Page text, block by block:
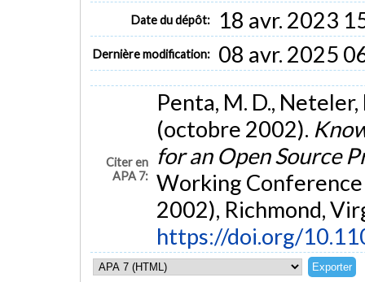
Date du dépôt: 18 avr. 2023
Dernière modification: 08 avr. 2025
Citer en
APA 7:
Penta, M. D.,
(octobre 2002).
for an Open Source
Working Conference
2002), Richmond,
https://doi.org/